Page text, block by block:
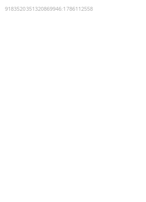
9183520351320869946:1786112558